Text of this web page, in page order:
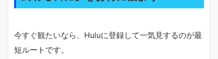
今すぐ観たいなら、Huluに登録して一気見するのが最
短ルートです。